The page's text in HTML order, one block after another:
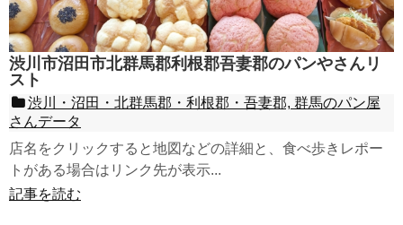
渋川市沼田市北群馬郡利根郡吾妻郡のパンやさんリ
スト
渋川・沼田・北群馬郡・利根郡・吾妻郡, 群馬のパン屋
さんデータ
店名をクリックすると地図などの詳細と、食べ歩きレポー
トがある場合はリンク先が表示...
記事を読む